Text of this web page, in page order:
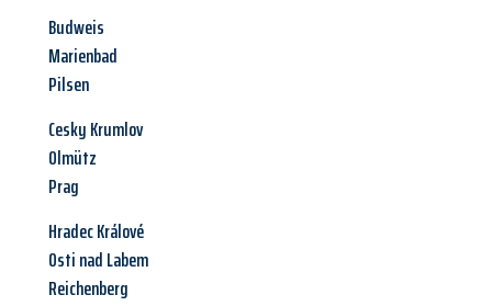
Budweis
Marienbad
Pilsen
Cesky Krumlov
Olmütz
Prag
Hradec Králové
Osti nad Labem
Reichenberg